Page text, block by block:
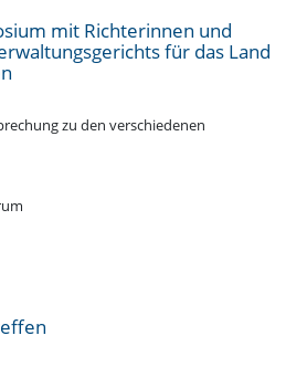
mit Richte­rinnen und
für das Land
zu den verschie­denen